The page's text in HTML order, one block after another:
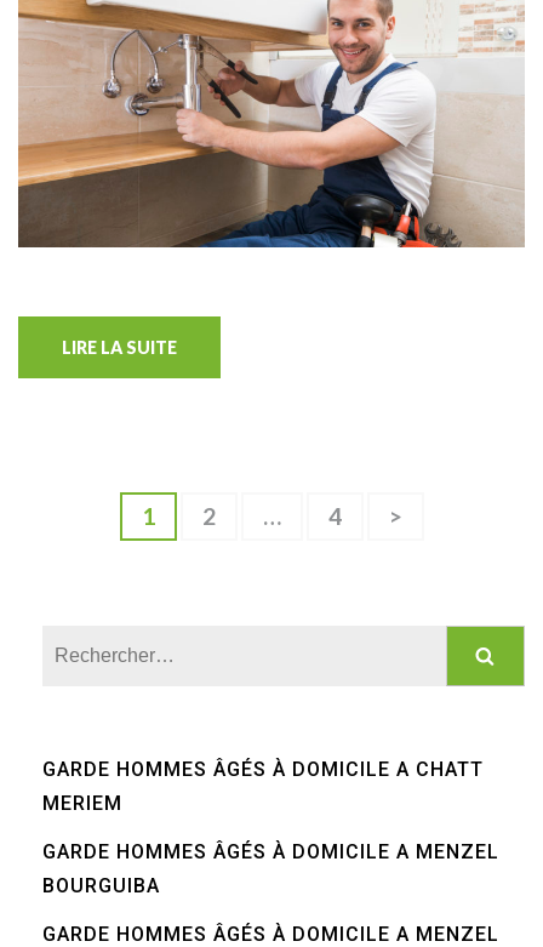
LIRE LA SUITE
Pagination
Page
1 Page
2 … Page
4 >
GARDE HOMMES ÂGÉS À DOMICILE A CHATT
MERIEM
GARDE HOMMES ÂGÉS À DOMICILE A MENZEL
BOURGUIBA
GARDE HOMMES ÂGÉS À DOMICILE A MENZEL